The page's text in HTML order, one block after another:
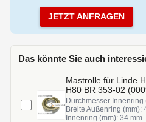
JETZT ANFRAGEN
Das könnte Sie auch
Mastrolle für Linde
H80 BR 353-02
Durchmesser Innenring
Breite Außenring (mm):
Innenring (mm): 34 mm